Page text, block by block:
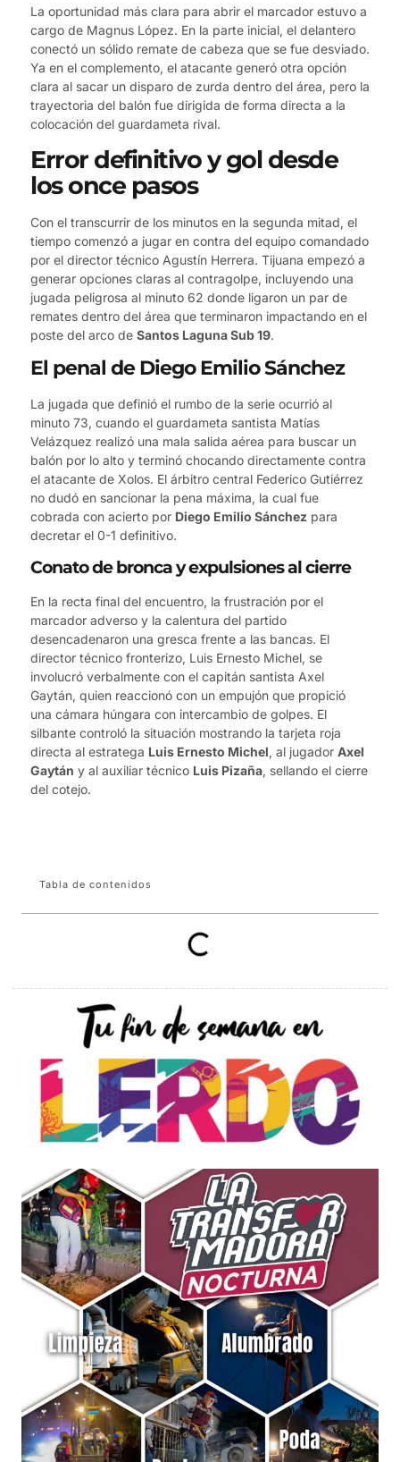
La oportunidad más clara para abrir el marcador estuvo a
cargo de Magnus López. En la parte inicial, el delantero
conectó un sólido remate de cabeza que se fue desviado.
Ya en el complemento, el atacante generó otra opción
clara al sacar un disparo de zurda dentro del área, pero la
trayectoria del balón fue dirigida de forma directa a la
colocación del guardameta rival.
Error definitivo y gol desde
los once pasos
Con el transcurrir de los minutos en la segunda mitad, el
tiempo comenzó a jugar en contra del equipo comandado
por el director técnico Agustín Herrera. Tijuana empezó a
generar opciones claras al contragolpe, incluyendo una
jugada peligrosa al minuto 62 donde ligaron un par de
remates dentro del área que terminaron impactando en el
poste del arco de Santos Laguna Sub 19.
El penal de Diego Emilio Sánchez
La jugada que definió el rumbo de la serie ocurrió al
minuto 73, cuando el guardameta santista Matías
Velázquez realizó una mala salida aérea para buscar un
balón por lo alto y terminó chocando directamente contra
el atacante de Xolos. El árbitro central Federico Gutiérrez
no dudó en sancionar la pena máxima, la cual fue
cobrada con acierto por Diego Emilio Sánchez para
decretar el 0-1 definitivo.
Conato de bronca y expulsiones al cierre
En la recta final del encuentro, la frustración por el
marcador adverso y la calentura del partido
desencadenaron una gresca frente a las bancas. El
director técnico fronterizo, Luis Ernesto Michel, se
involucró verbalmente con el capitán santista Axel
Gaytán, quien reaccionó con un empujón que propició
una cámara húngara con intercambio de golpes. El
silbante controló la situación mostrando la tarjeta roja
directa al estratega Luis Ernesto Michel, al jugador Axel
Gaytán y al auxiliar técnico Luis Pizaña, sellando el cierre
del cotejo.
Tabla de contenidos